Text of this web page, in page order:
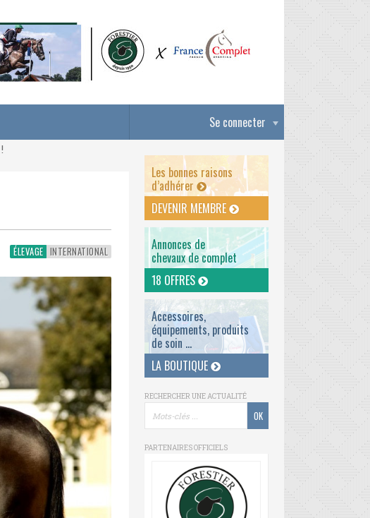
Se connecter
ÉLEVAGE INTERNATIONAL
Les bonnes raisons
d’adhérer
DEVENIR MEMBRE
Annonces de
chevaux de complet
18 OFFRES
Accessoires,
équipements, produits
de soin ...
LA BOUTIQUE
RECHERCHER UNE ACTUALITÉ
PARTENAIRES OFFICIELS